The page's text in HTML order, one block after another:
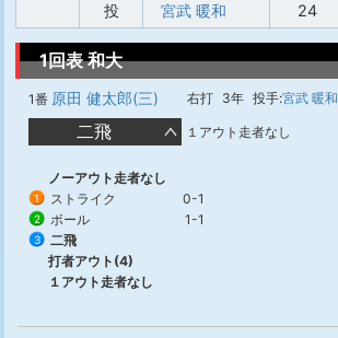
投
宮武 暖和 24
1回表 和大
1番 原田 健太郎(三) 右打 3年 投手:宮武 暖和
二飛 １アウト走者なし
ノーアウト走者なし
1 ストライク 0-1
2 ボール 1-1
3
二飛
打者アウト(4)
１アウト走者なし